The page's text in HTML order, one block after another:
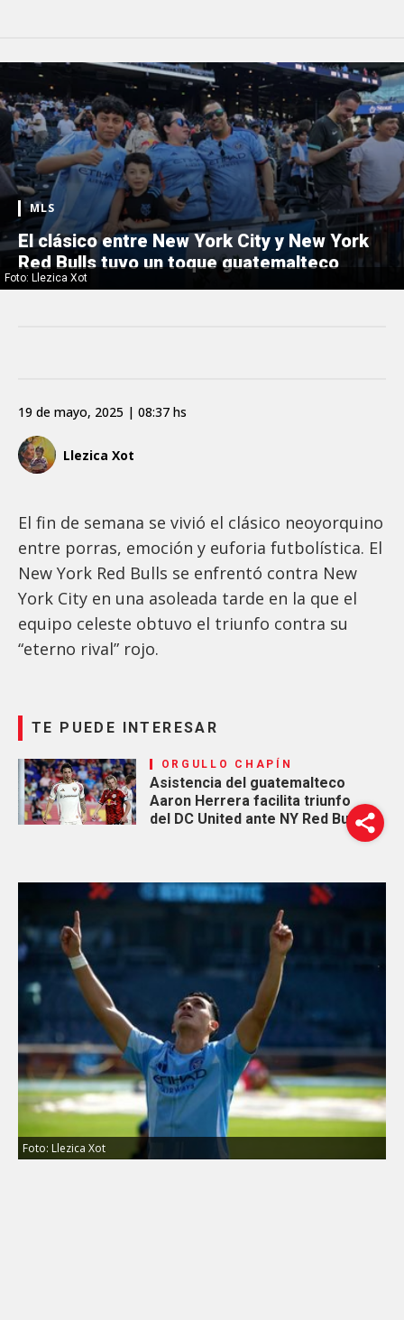
Foto: Llezica Xot
MLS
El clásico entre New York City y New York
Red Bulls tuvo un toque guatemalteco
Llezica Xot
19 de mayo, 2025 | 08:37 hs
El fin de semana se vivió el clásico neoyorquino
entre porras, emoción y euforia futbolística. El
New York Red Bulls se enfrentó contra New
York City en una asoleada tarde en la que el
equipo celeste obtuvo el triunfo contra su
“eterno rival” rojo.
TE PUEDE INTERESAR
ORGULLO CHAPÍN
Asistencia del guatemalteco
Aaron Herrera facilita triunfo
del DC United ante NY Red Bulls
Foto: Llezica Xot